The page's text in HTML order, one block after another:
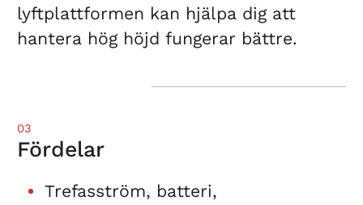
lyftplattformen kan hjälpa dig att
hantera hög höjd fungerar bättre.
03
Fördelar
Trefasström, batteri,